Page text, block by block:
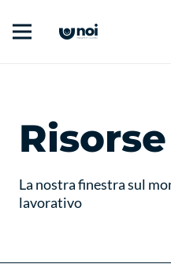
Risorse
La nostra finestra sul
lavorativo